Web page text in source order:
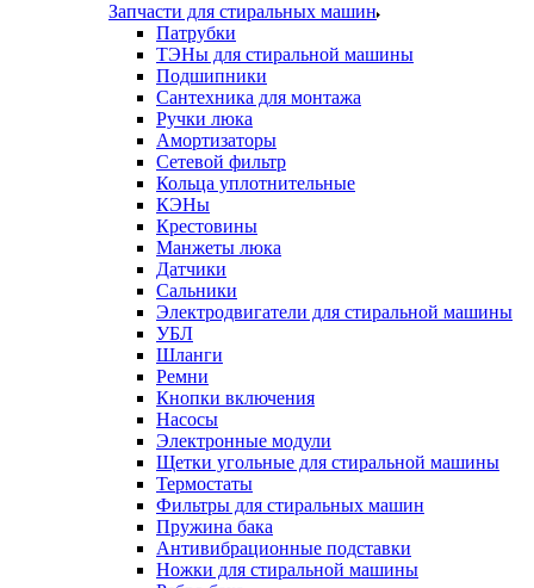
Запчасти для стиральных машин
Патрубки
ТЭНы для стиральной машины
Подшипники
Сантехника для монтажа
Ручки люка
Амортизаторы
Сетевой фильтр
Кольца уплотнительные
КЭНы
Крестовины
Манжеты люка
Датчики
Сальники
Электродвигатели для стиральной машины
УБЛ
Шланги
Ремни
Кнопки включения
Насосы
Электронные модули
Щетки угольные для стиральной машины
Термостаты
Фильтры для стиральных машин
Пружина бака
Антивибрационные подставки
Ножки для стиральной машины